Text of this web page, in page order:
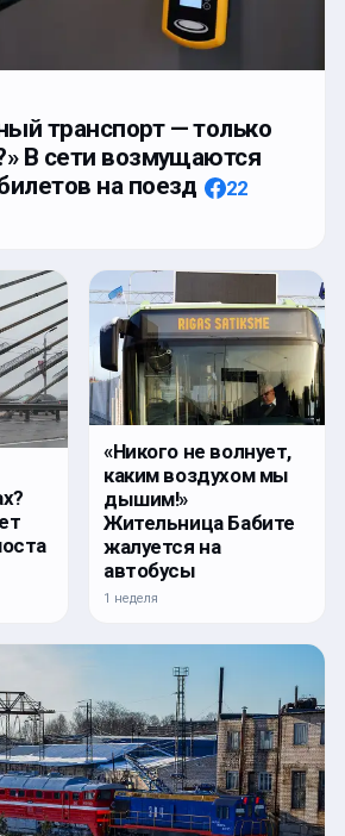
транспорт — только
В сети возмущаются
на поезд
22
«Никого не волнует,
каким воздухом мы
дышим!»
Жительница Бабите
жалуется на
автобусы
1 неделя